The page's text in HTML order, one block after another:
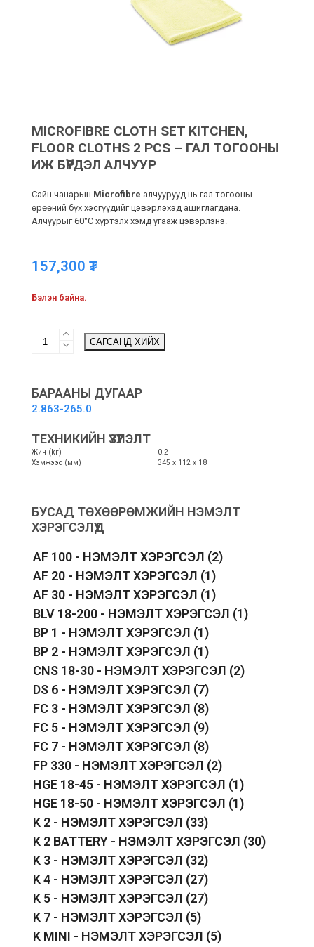
MICROFIBRE CLOTH SET KITCHEN,
FLOOR CLOTHS 2 PCS – ГАЛ ТОГООНЫ
ИЖ БҮРДЭЛ АЛЧУУР
Сайн чанарын Microfibre алчуурууд нь гал тогооны
өрөөний бүх хэсгүүдийг цэвэрлэхэд ашиглагдана.
Алчуурыг 60°C хүртэлх хэмд угааж цэвэрлэнэ.
157,300 ₮
Бэлэн байна.
Microfibre
cloth
floor
2
Гал
тогооны
алчуур
quantity
САГСАНД ХИЙХ
БАРААНЫ ДУГААР
2.863-265.0
ТЕХНИКИЙН ҮЗҮҮЛЭЛТ
Жин (kг)
0.2
Хэмжээс (мм)
345 х 112 х 18
БУСАД ТӨХӨӨРӨМЖИЙН НЭМЭЛТ
ХЭРЭГСЭЛҮҮД
AF 100 - НЭМЭЛТ ХЭРЭГСЭЛ (2)
AF 20 - НЭМЭЛТ ХЭРЭГСЭЛ (1)
AF 30 - НЭМЭЛТ ХЭРЭГСЭЛ (1)
BLV 18-200 - НЭМЭЛТ ХЭРЭГСЭЛ (1)
BP 1 - НЭМЭЛТ ХЭРЭГСЭЛ (1)
BP 2 - НЭМЭЛТ ХЭРЭГСЭЛ (1)
CNS 18-30 - НЭМЭЛТ ХЭРЭГСЭЛ (2)
DS 6 - НЭМЭЛТ ХЭРЭГСЭЛ (7)
FC 3 - НЭМЭЛТ ХЭРЭГСЭЛ (8)
FC 5 - НЭМЭЛТ ХЭРЭГСЭЛ (9)
FC 7 - НЭМЭЛТ ХЭРЭГСЭЛ (8)
FP 330 - НЭМЭЛТ ХЭРЭГСЭЛ (2)
HGE 18-45 - НЭМЭЛТ ХЭРЭГСЭЛ (1)
HGE 18-50 - НЭМЭЛТ ХЭРЭГСЭЛ (1)
K 2 - НЭМЭЛТ ХЭРЭГСЭЛ (33)
K 2 BATTERY - НЭМЭЛТ ХЭРЭГСЭЛ (30)
K 3 - НЭМЭЛТ ХЭРЭГСЭЛ (32)
K 4 - НЭМЭЛТ ХЭРЭГСЭЛ (27)
K 5 - НЭМЭЛТ ХЭРЭГСЭЛ (27)
K 7 - НЭМЭЛТ ХЭРЭГСЭЛ (5)
K MINI - НЭМЭЛТ ХЭРЭГСЭЛ (5)